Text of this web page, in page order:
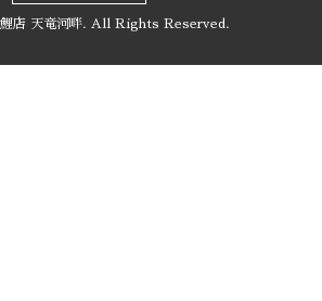
店 天竜河畔. All Rights Reserved.